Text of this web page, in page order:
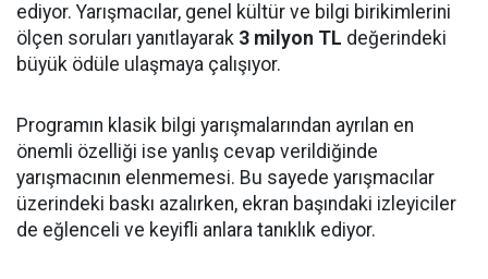
ediyor. Yarışmacılar, genel kültür ve bilgi birikimlerini
ölçen soruları yanıtlayarak 3 milyon TL değerindeki
büyük ödüle ulaşmaya çalışıyor.
Programın klasik bilgi yarışmalarından ayrılan en
önemli özelliği ise yanlış cevap verildiğinde
yarışmacının elenmemesi. Bu sayede yarışmacılar
üzerindeki baskı azalırken, ekran başındaki izleyiciler
de eğlenceli ve keyifli anlara tanıklık ediyor.